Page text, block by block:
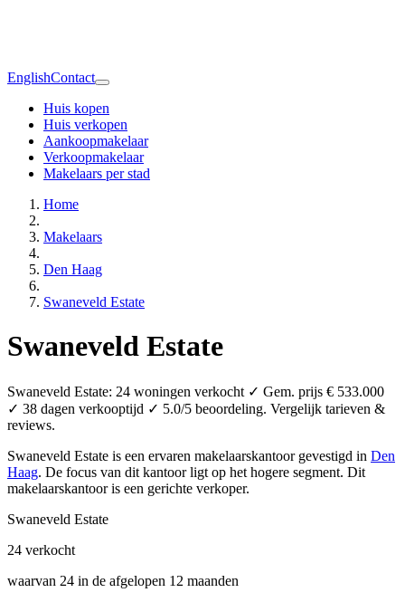
EnglishContact
Huis kopen
Huis verkopen
Aankoopmakelaar
Verkoopmakelaar
Makelaars per stad
Home
Makelaars
Den Haag
Swaneveld Estate
Swaneveld Estate
Swaneveld Estate: 24 woningen verkocht ✓ Gem. prijs € 533.000
✓ 38 dagen verkooptijd ✓ 5.0/5 beoordeling. Vergelijk tarieven &
reviews.
Swaneveld Estate is een ervaren makelaarskantoor gevestigd in Den
Haag. De focus van dit kantoor ligt op het hogere segment. Dit
makelaarskantoor is een gerichte verkoper.
Swaneveld Estate
24 verkocht
waarvan 24 in de afgelopen 12 maanden